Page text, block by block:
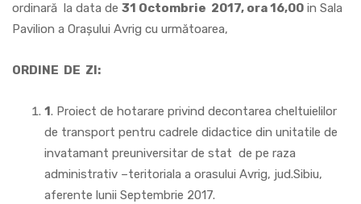
ordinară la data de 31 Octombrie 2017, ora 16,00 in Sala
Pavilion a Oraşului Avrig cu următoarea,
ORDINE DE ZI:
1. Proiect de hotarare privind decontarea cheltuielilor
de transport pentru cadrele didactice din unitatile de
invatamant preuniversitar de stat de pe raza
administrativ –teritoriala a orasului Avrig, jud.Sibiu,
aferente lunii Septembrie 2017.